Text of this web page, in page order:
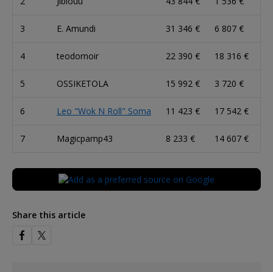
3 E. Amundi 31 346 € 6 807 €
4 teodornoir 22 390 € 18 316 €
5 OSSIKETOLA 15 992 € 3 720 €
6 Leo "Wok N Roll" Soma 11 423 € 17 542 €
7 Magicpamp43 8 233 € 14 607 €
Share this article